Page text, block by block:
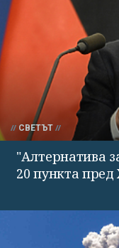
СВЕТЪТ
"Алтернатива
20 пункта